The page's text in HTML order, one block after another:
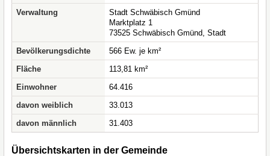
Verwaltung
Stadt Schwäbisch Gmünd
Marktplatz 1
73525 Schwäbisch Gmünd, Stadt
Bevölkerungsdichte
566 Ew. je km²
Fläche
113,81 km²
Einwohner
64.416
davon weiblich
33.013
davon männlich
31.403
Übersichtskarten in der Gemeinde